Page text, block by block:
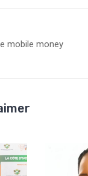
mobile money